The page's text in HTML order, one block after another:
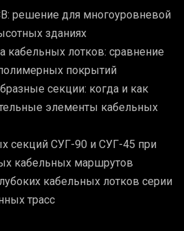
решение для многоуровневой
зданиях
кабельных лотков: сравнение
покрытий
секции: когда и как
элементы кабельных
секций СУГ-90 и СУГ-45 при
кабельных маршрутов
кабельных лотков серии
трасс